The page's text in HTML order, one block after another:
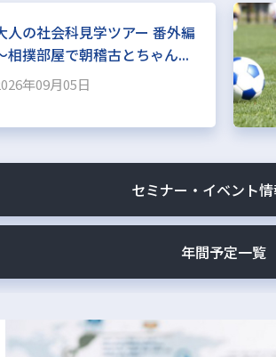
人の社会科見学ツアー 番外編
相撲部屋で朝稽古とちゃん...
年09月05日
セミナー・イベント
年間予定一覧